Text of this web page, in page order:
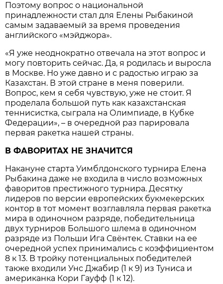
Поэтому вопрос о национальной
принадлежности стал для Елены Рыбакиной
самым задаваемый за время проведения
английского «мэйджора».
«Я уже неоднократно отвечала на этот вопрос и
могу повторить сейчас. Да, я родилась и выросла
в Москве. Но уже давно и с радостью играю за
Казахстан. В этой стране в меня поверили.
Вопрос, кем я себя чувствую, уже не стоит. Я
проделала большой путь как казахстанская
теннисистка, сыграла на Олимпиаде, в Кубке
Федерации», – в очередной раз парировала
первая ракетка нашей страны.
В ФАВОРИТАХ НЕ ЗНАЧИТСЯ
Накануне старта Уимблдонского турнира Елена
Рыбакина даже не входила в число возможных
фаворитов престижного турнира. Десятку
лидеров по версии европейских букмекерских
контор в тот момент возглавляла первая ракетка
мира в одиночном разряде, победительница
двух турниров Большого шлема в одиночном
разряде из Польши Ига Свёнтек. Ставки на ее
очередной успех принимались с коэффициентом
8 к 13. В тройку потенциальных победителей
также входили Унс Джабир (1 к 9) из Туниса и
американка Кори Гауфф (1 к 12).